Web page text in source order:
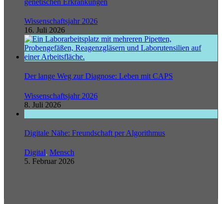
Wissenschaftsjahr 2026
16. Juli 2026
Der lange Weg zur Diagnose: Leben mit CAPS
Wissenschaftsjahr 2026
8. Juli 2026
Digitale Nähe: Freundschaft per Algorithmus
Digital, Mensch
5. Februar 2026